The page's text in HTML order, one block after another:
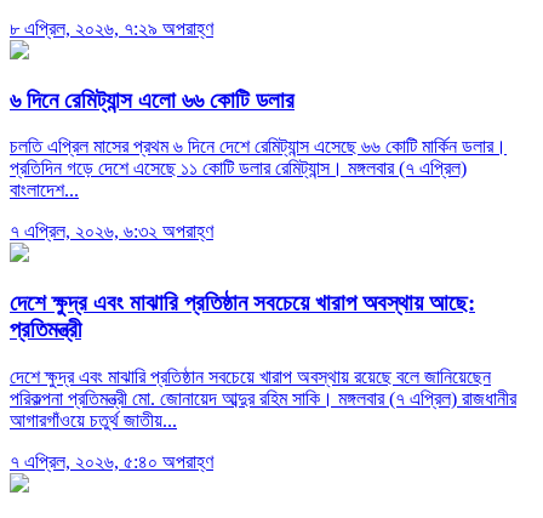
৮ এপ্রিল, ২০২৬, ৭:২৯ অপরাহ্ণ
৬ দিনে রেমিট্যান্স এলো ৬৬ কোটি ডলার
চলতি এপ্রিল মাসের প্রথম ৬ দিনে দেশে রেমিট্যান্স এসেছে ৬৬ কোটি মার্কিন ডলার।
প্রতিদিন গড়ে দেশে এসেছে ১১ কোটি ডলার রেমিট্যান্স। মঙ্গলবার (৭ এপ্রিল)
বাংলাদেশ...
৭ এপ্রিল, ২০২৬, ৬:৩২ অপরাহ্ণ
দেশে ক্ষুদ্র এবং মাঝারি প্রতিষ্ঠান সবচেয়ে খারাপ অবস্থায় আছে:
প্রতিমন্ত্রী
দেশে ক্ষুদ্র এবং মাঝারি প্রতিষ্ঠান সবচেয়ে খারাপ অবস্থায় রয়েছে বলে জানিয়েছেন
পরিকল্পনা প্রতিমন্ত্রী মো. জোনায়েদ আব্দুর রহিম সাকি। মঙ্গলবার (৭ এপ্রিল) রাজধানীর
আগারগাঁওয়ে চতুর্থ জাতীয়...
৭ এপ্রিল, ২০২৬, ৫:৪০ অপরাহ্ণ